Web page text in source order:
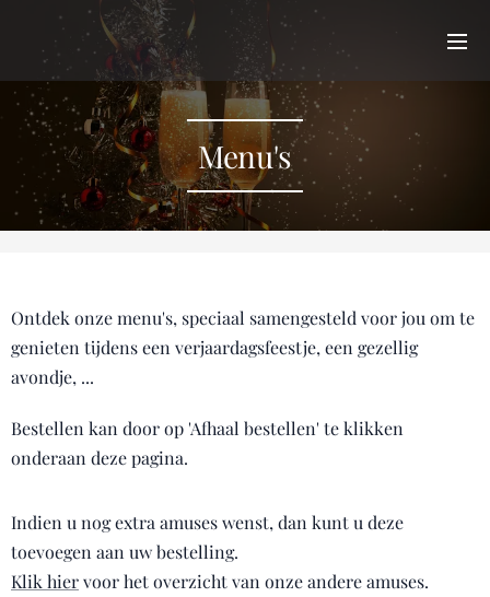
Menu's
Ontdek onze menu's, speciaal samengesteld voor jou om te
genieten tijdens een verjaardagsfeestje, een gezellig
avondje, ...
Bestellen kan door op 'Afhaal bestellen' te klikken
onderaan deze pagina.
Indien u nog extra amuses wenst, dan kunt u deze
toevoegen aan uw bestelling.
Klik hiervoor het overzicht van onze andere amuses.